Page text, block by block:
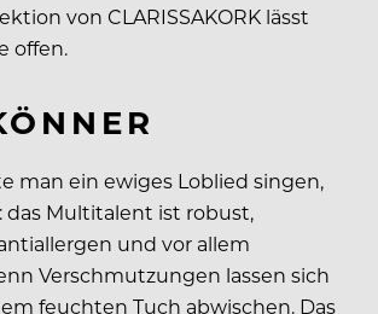
von CLARISSAKORK lässt
offen.
man ein ewiges Loblied singen,
das Multitalent ist robust,
und vor allem
Verschmutzungen lassen sich
feuchten Tuch abwischen. Das